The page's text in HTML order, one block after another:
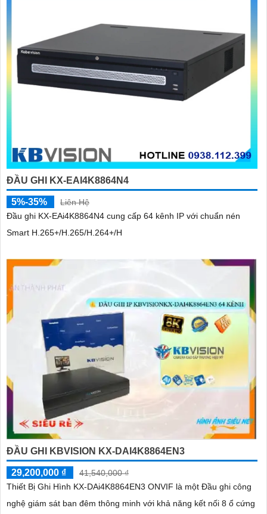
ĐẦU GHI KX-EAI4K8864N4
5%-35%
Liên Hệ
Đầu ghi KX-EAi4K8864N4 cung cấp 64 kênh IP với chuẩn nén
Smart H.265+/H.265/H.264+/H
ĐẦU GHI KBVISION KX-DAI4K8864EN3
29,200,000 ₫
41,540,000 ₫
Thiết Bị Ghi Hình KX-DAi4K8864EN3 ONVIF là một Đầu ghi công
nghệ giám sát ban đêm thông minh với khả năng kết nối 8 ổ cứng